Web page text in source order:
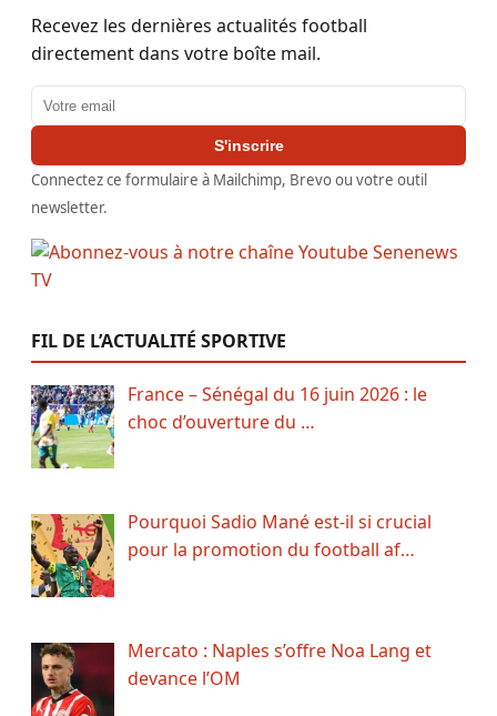
Recevez les dernières actualités football
directement dans votre boîte mail.
Adresse email
S'inscrire
Connectez ce formulaire à Mailchimp, Brevo ou votre outil
newsletter.
FIL DE L’ACTUALITÉ SPORTIVE
France – Sénégal du 16 juin 2026 : le
choc d’ouverture du …
Pourquoi Sadio Mané est-il si crucial
pour la promotion du football af…
Mercato : Naples s’offre Noa Lang et
devance l’OM